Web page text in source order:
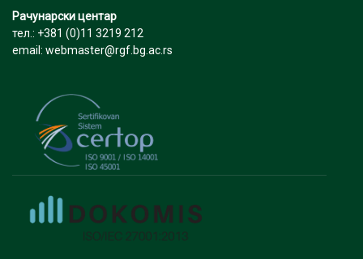
Рачунарски центар
тел.: +381 (0)11 3219 212
email: webmaster@rgf.bg.ac.rs